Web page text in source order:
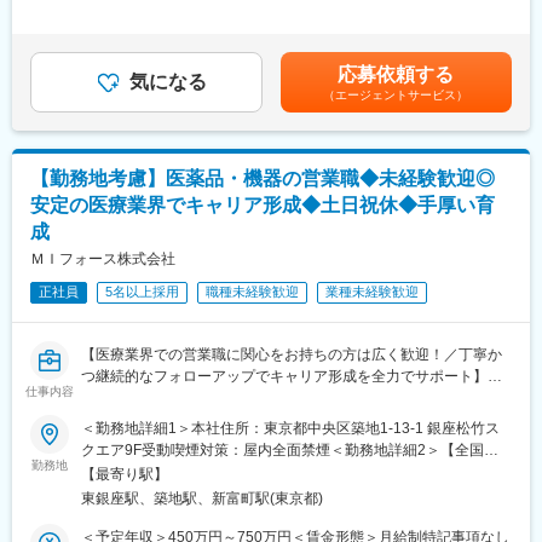
にくく、安定した売上を誇っています。
・当社は、東証プライム上場以来、10期連続で増収中のクオール
グループに属しており、主力事業を担っています。
＜社会貢献度の高さ＞
自身の売上・営業活動が患者さんのQOLの向上や病気から救うこ
とに繋がるため、やりがいをもって営業できます。
成果に応じた評価制度が整っており、頑張り次第で大幅な年収UP
■福利厚生（転勤を伴う場合）：
・家賃：一部会社負担
・住居契約初期経費：会社負担（上限設定あり）
変更の範囲：会社の定める業務
2カ月の集中研修で業界の基礎から学べるため、医療業界が初めて
の方でも安心して挑戦できます。
営業職ならではの「提案スキル」だけでなく、専門知識を持って
医師などに提案するため、市場では需要が高まり、希少性も増し
ています。
・MRとは
行います。
※MRだけでなく、医療機器営業職としてアサインされる可能性も
ございます。
■ 丁寧な研修・支援体制
入社後は2カ月間の研修制度がありますので、未経験でもキャッチ
同期社員と一緒に集中的に研修を行い、その後配属先に応じた製
品研修を行います。
※配属入社後に確定予定／ご希望や適性を考慮し、1つ目のプロジ
ェクトは製薬・医療機器メーカーのいずれかに配属します。
配属後も知識とスキルアップのために様々な研修をご用意してい
ます。
動・四半期一時金：10万円（四半期に1回、10万円程度支給）※た
だし支給条件有。他、永続勤務報奨金（3年勤務5万円支給、5年
勤務10万円…）ございます。賃金はあくまでも目安の金額であ
り、選考を通じて上下する可能性があります。月給(月額)は固定手
当を含めた表記です。
気になる 応募依頼する
（エージェントサービス）
【勤務地考慮】医薬品・機器の営業職◆未経験歓迎◎
安定の医療業界でキャリア形成◆土日祝休◆手厚い育
成
ＭＩフォース株式会社
正社員 5名以上採用 職種未経験歓迎 業種未経験歓迎
仕事内容
【医療業界での営業職に関心をお持ちの方は広く歓迎！／丁寧か
つ継続的なフォローアップでキャリア形成を全力でサポート】
■業務内容：
医療系総合職として製薬メーカーや医療機器メーカー等業務を委
託する「CSO」に所属し、プロジェクトごとに複数のメーカーで
勤務いただきます。今回は大手医療機器メーカー様へのプロジェ
クトへアサイン予定です。グローバルトップメーカーなど様々な
PJTに携わる事が出来ます。
勤務地
＜勤務地詳細1＞本社住所：東京都中央区築地1-13-1 銀座松竹ス
クエア9F受動喫煙対策：屋内全面禁煙＜勤務地詳細2＞【全国】
クライアント先住所：東京都 他 受動喫煙対策：屋内全面禁煙変
更の範囲：会社の定める事業所（リモートワーク含む）
【最寄り駅】
東銀座駅、築地駅、新富町駅(東京都)
＜予定年収＞450万円～750万円＜賃金形態＞月給制特記事項なし